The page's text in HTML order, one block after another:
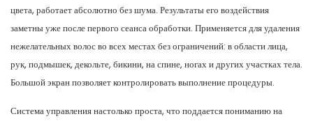
цвета, работает абсолютно без шума. Результаты его воздействия
заметны уже после первого сеанса обработки. Применяется для удаления
нежелательных волос во всех местах без ограничений: в области лица,
рук, подмышек, декольте, бикини, на спине, ногах и других участках тела.
Большой экран позволяет контролировать выполнение процедуры.
Система управления настолько проста, что поддается пониманию на